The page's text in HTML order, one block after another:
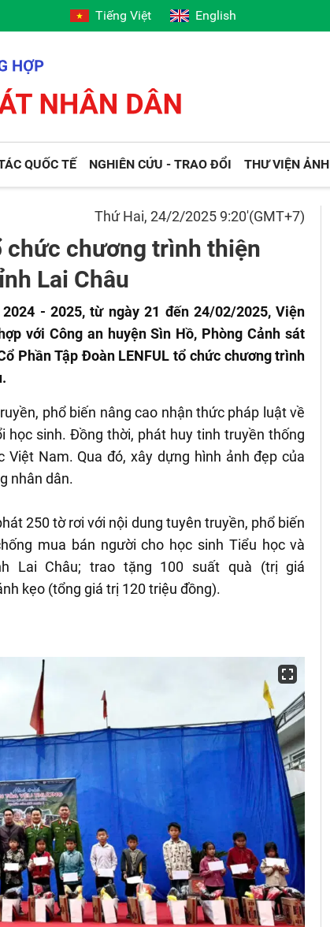
Tiếng Việt English
QUỐC TẾ NGHIÊN CỨU - TRAO ĐỔI THƯ VIỆN ẢNH
Thứ Hai, 24/2/2025 9:20'(GMT+7)
chức chương trình thiện
Lai Châu
- 2025, từ ngày 21 đến 24/02/2025, Viện
với Công an huyện Sìn Hồ, Phòng Cảnh sát
Phần Tập Đoàn LENFUL tổ chức chương trình
phổ biến nâng cao nhận thức pháp luật về
học sinh. Đồng thời, phát huy tinh truyền thống
Nam. Qua đó, xây dựng hình ảnh đẹp của
nhân dân.
250 tờ rơi với nội dung tuyên truyền, phổ biến
mua bán người cho học sinh Tiểu học và
Lai Châu; trao tặng 100 suất quà (trị giá
kẹo (tổng giá trị 120 triệu đồng).